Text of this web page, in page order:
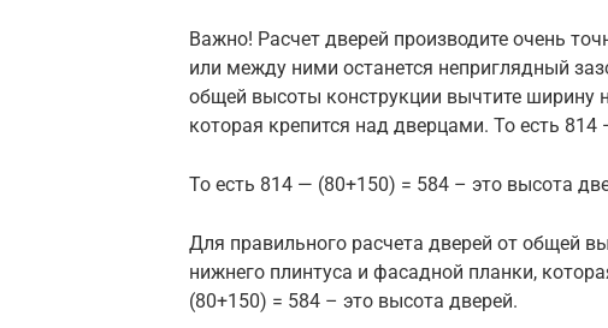
Важно! Расчет дверей производите очень
или между ними останется неприглядный
общей высоты конструкции вычтите ширину
которая крепится над дверцами. То есть
То есть 814 — (80+150) = 584 – это высота
Для правильного расчета дверей от общей
нижнего плинтуса и фасадной планки,
(80+150) = 584 – это высота дверей.